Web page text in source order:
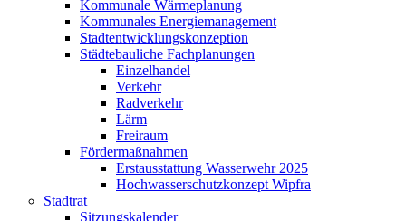
Kommunale Wärmeplanung
Kommunales Energiemanagement
Stadtentwicklungskonzeption
Städtebauliche Fachplanungen
Einzelhandel
Verkehr
Radverkehr
Lärm
Freiraum
Fördermaßnahmen
Erstausstattung Wasserwehr 2025
Hochwasserschutzkonzept Wipfra
Stadtrat
Sitzungskalender